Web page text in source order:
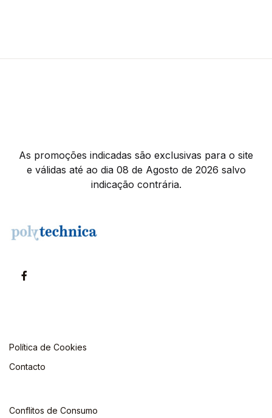
As promoções indicadas são exclusivas para o site
e válidas até ao dia 08 de Agosto de 2026 salvo
indicação contrária.
Política de Cookies
Contacto
Conflitos de Consumo